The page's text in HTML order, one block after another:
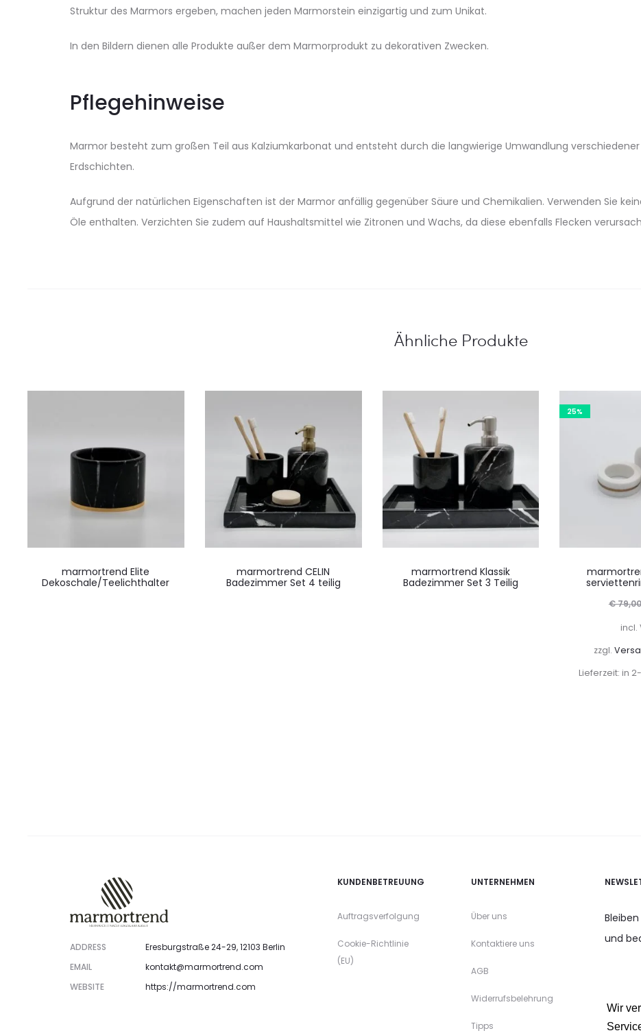
Struktur des Marmors ergeben, machen jeden Marmorstein einzigartig und zum Unikat.
In den Bildern dienen alle Produkte außer dem Marmorprodukt zu dekorativen Zwecken.
Pflegehinweise
Marmor besteht zum großen Teil aus Kalziumkarbonat und entsteht durch die langwierige Umwandlung
Erdschichten.
Aufgrund der natürlichen Eigenschaften ist der Marmor anfällig gegenüber Säure und Chemikalien. Verwenden Sie
Öle enthalten. Verzichten Sie zudem auf Haushaltsmittel wie Zitronen und Wachs, da diese ebenfalls Flecken
Ähnliche Produkte
marmortrend Elite
Dekoschale/Teelichthalter
marmortrend CELIN
Badezimmer Set 4 teilig
marmortrend Klassik
Badezimmer Set 3 Teilig
25%
€79,00
incl.
zzgl.
Lieferzeit: in
ADDRESS
Eresburgstraße 24-29, 12103 Berlin
EMAIL
kontakt@marmortrend.com
WEBSITE
https://marmortrend.com
KUNDENBETREUUNG
Auftragsverfolgung
Cookie-Richtlinie
(EU)
UNTERNEHMEN
Über uns
Kontaktiere uns
AGB
Widerrufsbelehrung
Tipps
und
Wir